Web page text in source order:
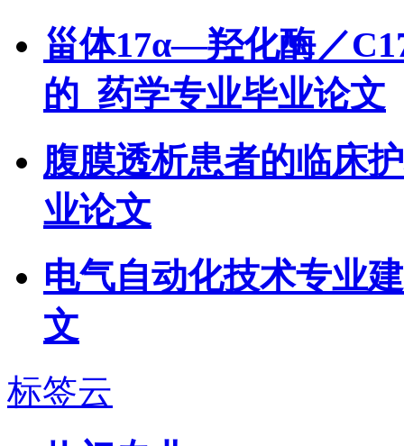
甾体17α—羟化酶／
的_药学专业毕业论文
腹膜透析患者的临床
业论文
电气自动化技术专业
文
标签云